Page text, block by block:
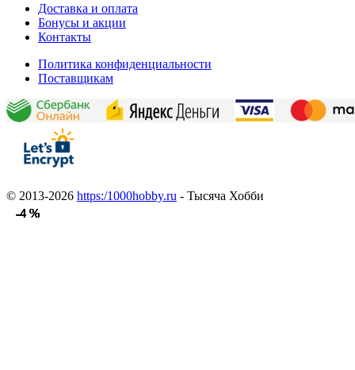
-4 %
-4 %
-4 %
-4 %
-4 %
-4 %
-4 %
-4 %
-4 %
-4 %
-4 %
-4 %
Доставка и оплата
Бонусы и акции
Контакты
Политика конфиденциальности
Поставщикам
© 2013-2026 https:/1000hobby.ru - Тысяча Хобби